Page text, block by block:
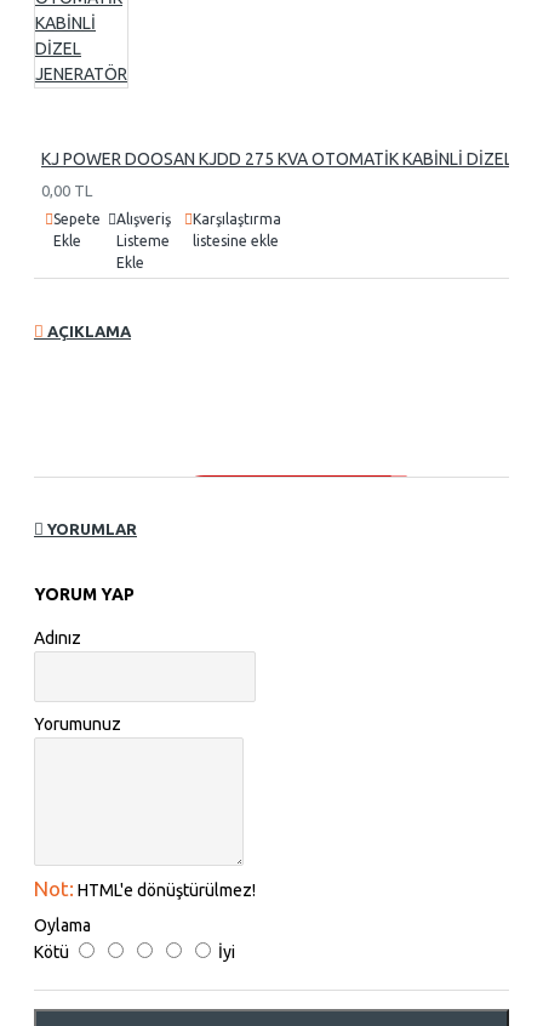
KJ POWER DOOSAN KJDD 275 KVA OTOMATİK KABİNLİ DİZEL
0,00 TL
Sepete
Ekle
Alışveriş
Listeme
Ekle
Karşılaştırma
listesine ekle
AÇIKLAMA
YORUMLAR
YORUM YAP
Adınız
Yorumunuz
Not: HTML'e dönüştürülmez!
Oylama
Kötü
İyi